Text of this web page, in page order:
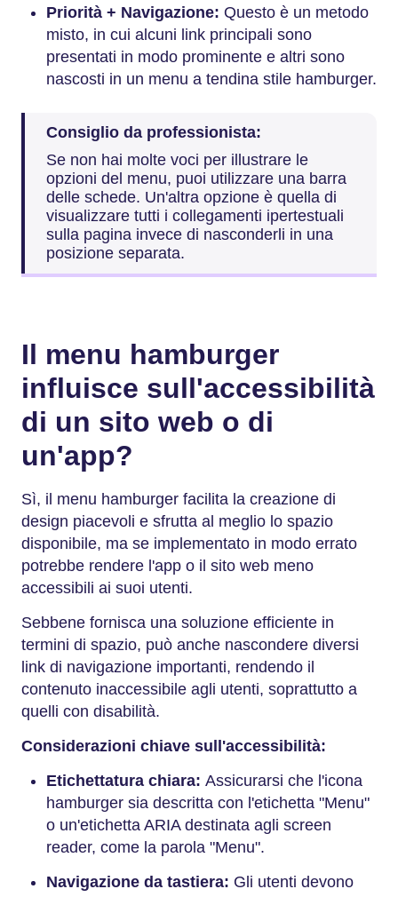
Priorità + Navigazione: Questo è un metodo
misto, in cui alcuni link principali sono
presentati in modo prominente e altri sono
nascosti in un menu a tendina stile hamburger.
Consiglio da professionista:
Se non hai molte voci per illustrare le
opzioni del menu, puoi utilizzare una barra
delle schede. Un'altra opzione è quella di
visualizzare tutti i collegamenti ipertestuali
sulla pagina invece di nasconderli in una
posizione separata.
Il menu hamburger
influisce sull'accessibilità
di un sito web o di
un'app?
Sì, il menu hamburger facilita la creazione di
design piacevoli e sfrutta al meglio lo spazio
disponibile, ma se implementato in modo errato
potrebbe rendere l'app o il sito web meno
accessibili ai suoi utenti.
Sebbene fornisca una soluzione efficiente in
termini di spazio, può anche nascondere diversi
link di navigazione importanti, rendendo il
contenuto inaccessibile agli utenti, soprattutto a
quelli con disabilità.
Considerazioni chiave sull'accessibilità:
Etichettatura chiara: Assicurarsi che l'icona
hamburger sia descritta con l'etichetta "Menu"
o un'etichetta ARIA destinata agli screen
reader, come la parola "Menu".
Navigazione da tastiera: Gli utenti devono